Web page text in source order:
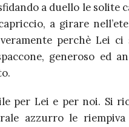
a duello le solite
a girare
perchè Lei ci
generoso ed
per Lei e per noi. Si
azzurro le